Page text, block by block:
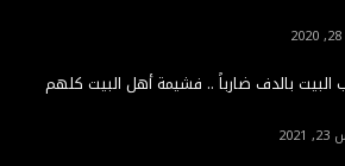
البيت بالدف ضارباً .. فشيمة أهل البيت كلهم